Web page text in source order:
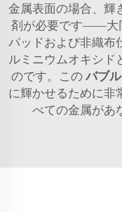
金属表面の場合、輝
剤が必要です——大
パッドおよび非織布
ルミニウムオキシド
のです。この バブ
に輝かせるために非
べての金属があ